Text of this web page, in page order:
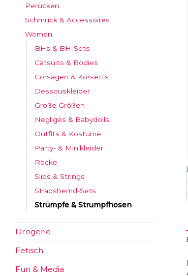
Perücken
Schmuck & Accessoires
Women
BHs & BH-Sets
Catsuits & Bodies
Corsagen & Korsetts
Dessouskleider
Große Größen
Negligés & Babydolls
Outfits & Kostüme
Party- & Minikleider
Röcke
Slips & Strings
Strapshemd-Sets
Strümpfe & Strumpfhosen
Drogerie
Fetisch
Fun & Media